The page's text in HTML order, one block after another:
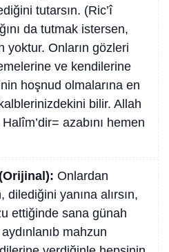
tutarsın. (Ric’î
da tutmak istersen,
yoktur. Onların gözleri
ve kendilerine
hoşnud olmalarına en
bilir. Allah
azabını hemen
(Orijinal): Onlardan
dilediğini yanına alırsın,
ettiğinde sana günah
mahzun